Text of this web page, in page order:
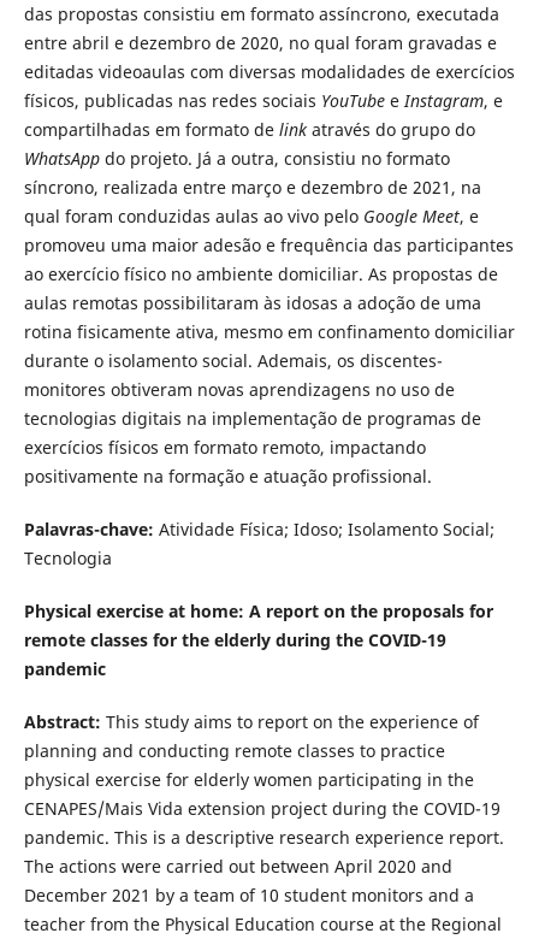
das propostas consistiu em formato assíncrono, executada
entre abril e dezembro de 2020, no qual foram gravadas e
editadas videoaulas com diversas modalidades de exercícios
físicos, publicadas nas redes sociais YouTubeeInstagram, e
compartilhadas em formato de linkatravés do grupo do
WhatsAppdo projeto. Já a outra, consistiu no formato
síncrono, realizada entre março e dezembro de 2021, na
qual foram conduzidas aulas ao vivo pelo Google Meet, e
promoveu uma maior adesão e frequência das participantes
ao exercício físico no ambiente domiciliar. As propostas de
aulas remotas possibilitaram às idosas a adoção de uma
rotina fisicamente ativa, mesmo em confinamento domiciliar
durante o isolamento social. Ademais, os discentes-
monitores obtiveram novas aprendizagens no uso de
tecnologias digitais na implementação de programas de
exercícios físicos em formato remoto, impactando
positivamente na formação e atuação profissional.
Palavras-chave: Atividade Física; Idoso; Isolamento Social;
Tecnologia
Physical exercise at home: A report on the proposals for
remote classes for the elderly during the COVID-19
pandemic
Abstract: This study aims to report on the experience of
planning and conducting remote classes to practice
physical exercise for elderly women participating in the
CENAPES/Mais Vida extension project during the COVID-19
pandemic. This is a descriptive research experience report.
The actions were carried out between April 2020 and
December 2021 by a team of 10 student monitors and a
teacher from the Physical Education course at the Regional